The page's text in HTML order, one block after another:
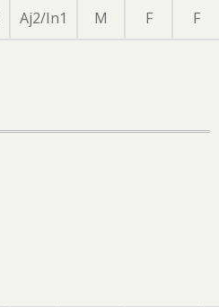
Aj2/In1 M F F